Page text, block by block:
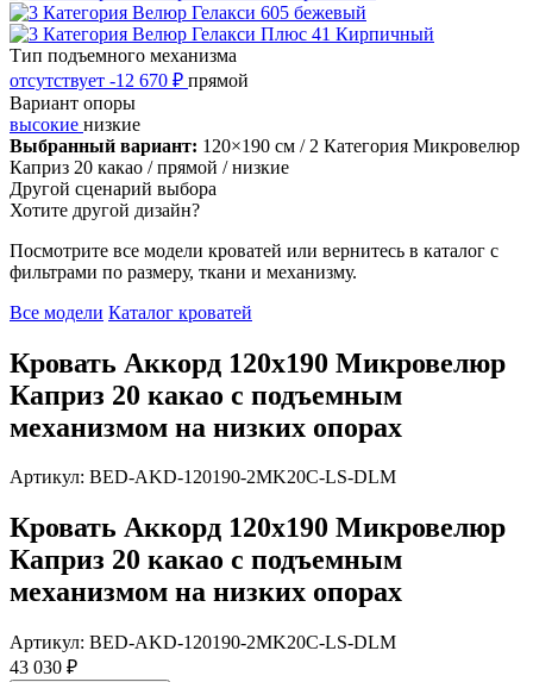
Тип подъемного механизма
отсутствует -12 670 ₽ прямой
Вариант опоры
высокие низкие
Выбранный вариант: 120×190 см / 2 Категория Микровелюр
Каприз 20 какао / прямой / низкие
Другой сценарий выбора
Хотите другой дизайн?
Посмотрите все модели кроватей или вернитесь в каталог с
фильтрами по размеру, ткани и механизму.
Все модели Каталог кроватей
Кровать Аккорд 120х190 Микровелюр
Каприз 20 какао с подъемным
механизмом на низких опорах
Артикул: BED-AKD-120190-2MK20C-LS-DLM
Кровать Аккорд 120х190 Микровелюр
Каприз 20 какао с подъемным
механизмом на низких опорах
Артикул: BED-AKD-120190-2MK20C-LS-DLM
43 030 ₽